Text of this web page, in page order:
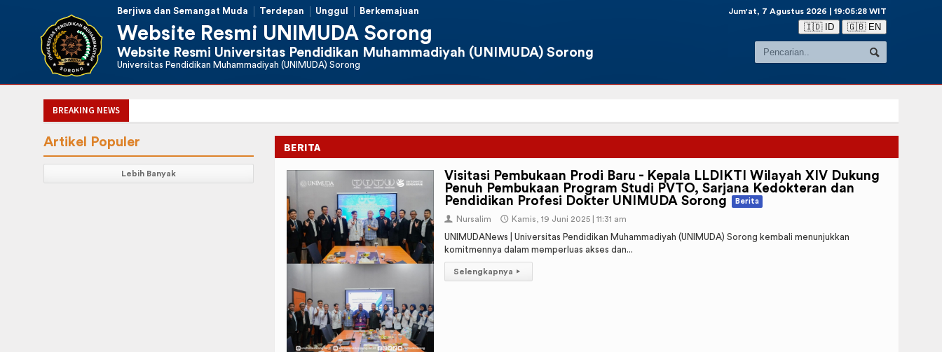
Berjiwa dan Semangat Muda Terdepan Unggul Berkemajuan
Website Resmi UNIMUDA Sorong
Website Resmi Universitas Pendidikan Muhammadiyah (UNIMUDA) Sorong
Universitas Pendidikan Muhammadiyah (UNIMUDA) Sorong
Jum'at, 7 Agustus 2026 | 19:05:29 WIT
🇮🇩 ID 🇬🇧 EN
BREAKING NEWS
BERITA
Visitasi Pembukaan Prodi Baru - Kepala LLDIKTI Wilayah XIV Dukung
Penuh Pembukaan Program Studi PVTO, Sarjana Kedokteran dan
Pendidikan Profesi Dokter UNIMUDA Sorong
Berita
👤 Nursalim 🕔 Kamis, 19 Juni 2025 | 11:31 am
UNIMUDANews | Universitas Pendidikan Muhammadiyah (UNIMUDA) Sorong kembali menunjukkan
komitmennya dalam memperluas akses dan...
Selengkapnya ▸
Artikel Populer
Lebih Banyak